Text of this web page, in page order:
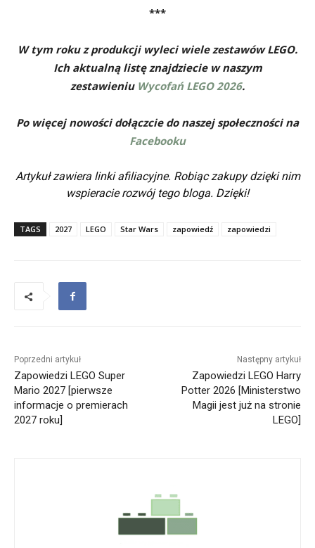
***
W tym roku z produkcji wyleci wiele zestawów LEGO.
Ich aktualną listę znajdziecie w naszym
zestawieniu Wycofań LEGO 2026.
Po więcej nowości dołączcie do naszej społeczności na
Facebooku
Artykuł zawiera linki afiliacyjne. Robiąc zakupy dzięki nim
wspieracie rozwój tego bloga. Dzięki!
TAGS 2027 LEGO Star Wars zapowiedź zapowiedzi
Poprzedni artykuł
Zapowiedzi LEGO Super
Mario 2027 [pierwsze
informacje o premierach
2027 roku]
Następny artykuł
Zapowiedzi LEGO Harry
Potter 2026 [Ministerstwo
Magii jest już na stronie
LEGO]